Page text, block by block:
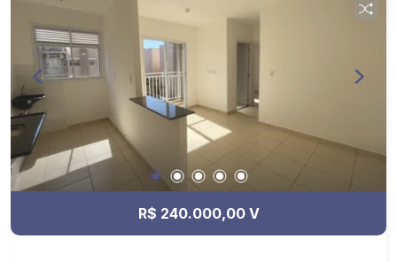
R$ 240.000,00 V